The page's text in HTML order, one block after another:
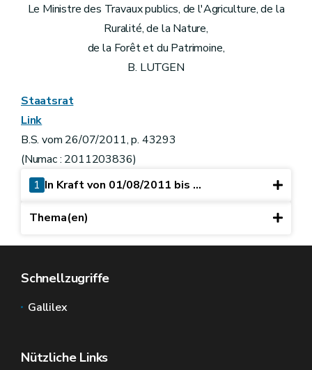
Le Ministre des Travaux publics, de l'Agriculture, de la
Ruralité, de la Nature,
de la Forêt et du Patrimoine,
B. LUTGEN
Staatsrat
Link
B.S. vom 26/07/2011, p. 43293
(Numac : 2011203836)
1 In Kraft von 01/08/2011 bis ...
Thema(en)
Schnellzugriffe
Gallilex
Nützliche Links